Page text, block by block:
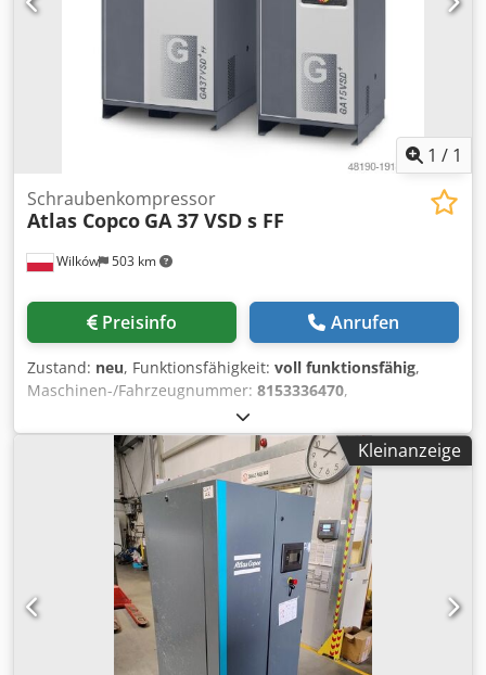
1 / 1
Wilków 503 km
Schraubenkompressor
Atlas Copco GA 37 VSD s FF
Preisinfo Anrufen
Zustand: neu, Funktionsfähigkeit: voll funktionsfähig,
Maschinen-/Fahrzeugnummer: 8153336470,
, Volumenstrom:
(min.):4 bar, Druck (max.):13 bar, Geräuschpegel:67 dB,
Art der Kühlung:Luft, Ausstattung:
Dokumentation/Handbuch, Kältetrockner, Typenschild
, Wir sind seit über 20 Jahren auf die
Druckluftbranche spezialisiert. Professioneller Service und
hochwertige, markterprobte Produkte garantieren eine
erfolgreiche Zusammenarbeit. Wir bieten Ihnen den neuen
Schraubenkompressor Atlas Copco GA37VSDs FF
(drehzahlgeregelt mit integriertem Trockner). Die
Maschine ist mit einem Frequenzumrichter ausgestattet
und basiert auf modernsten Technologien. Dies führt zu
Kleinanzeige